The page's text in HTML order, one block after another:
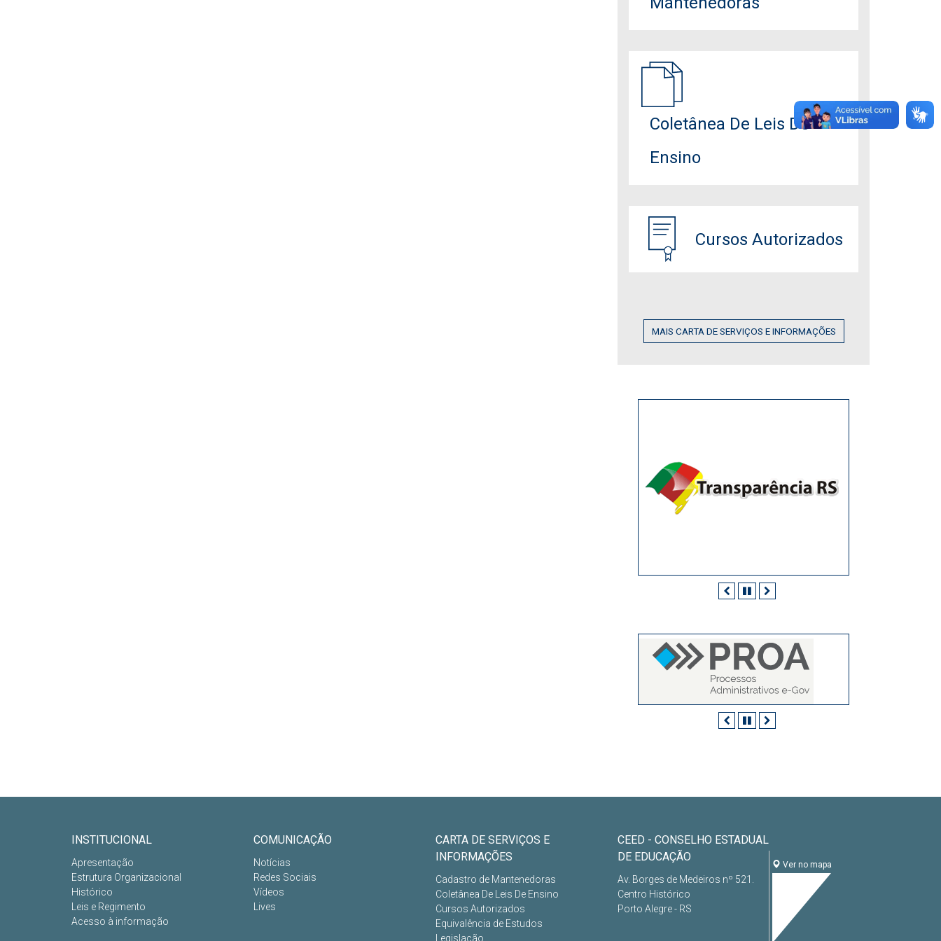
Coletânea De Leis De
Ensino
Cursos Autorizados
MAIS CARTA DE SERVIÇOS E INFORMAÇÕES
AnteriorPausar
AnteriorPausar
INSTITUCIONAL
Apresentação
Estrutura Organizacional
Histórico
Leis e Regimento
Acesso à informação
COMUNICAÇÃO
Notícias
Redes Sociais
Vídeos
Lives
CARTA DE SERVIÇOS E
INFORMAÇÕES
Cadastro de Mantenedoras
Coletânea De Leis De Ensino
Cursos Autorizados
Equivalência de Estudos
Legislação
CEED - CONSELHO ESTADUAL
DE EDUCAÇÃO
Av. Borges de Medeiros nº 521.
Centro Histórico
Porto Alegre - RS
Ver no mapa